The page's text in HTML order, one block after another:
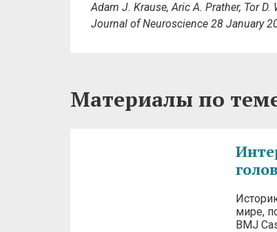
Adam J. Krause,Aric A. Prather, Tor D.
Journal of Neuroscience 28 January
Материалы по
мире,
BMJ